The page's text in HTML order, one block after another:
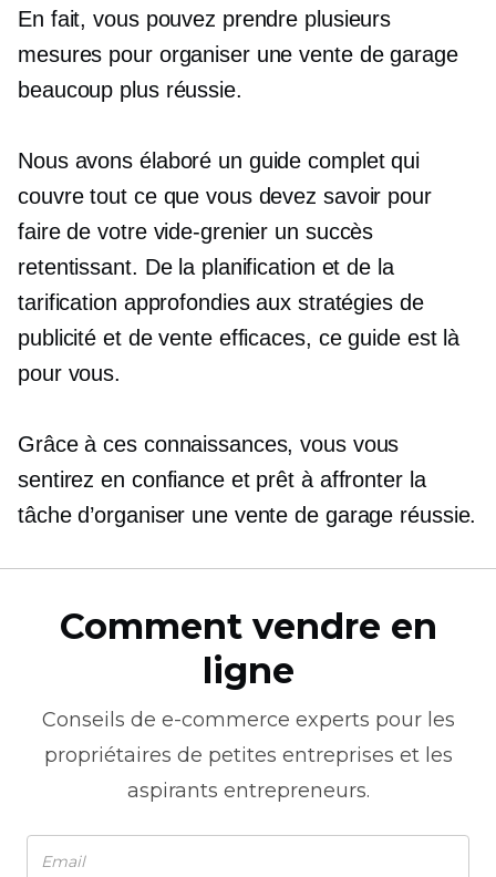
En fait, vous pouvez prendre plusieurs
mesures pour organiser une vente de garage
beaucoup plus réussie.
Nous avons élaboré un guide complet qui
couvre tout ce que vous devez savoir pour
faire de votre vide-grenier un succès
retentissant. De la planification et de la
tarification approfondies aux stratégies de
publicité et de vente efficaces, ce guide est là
pour vous.
Grâce à ces connaissances, vous vous
sentirez en confiance et prêt à affronter la
tâche d’organiser une vente de garage réussie.
Comment vendre en
ligne
Conseils de e-commerce experts pour les
propriétaires de petites entreprises et les
aspirants entrepreneurs.